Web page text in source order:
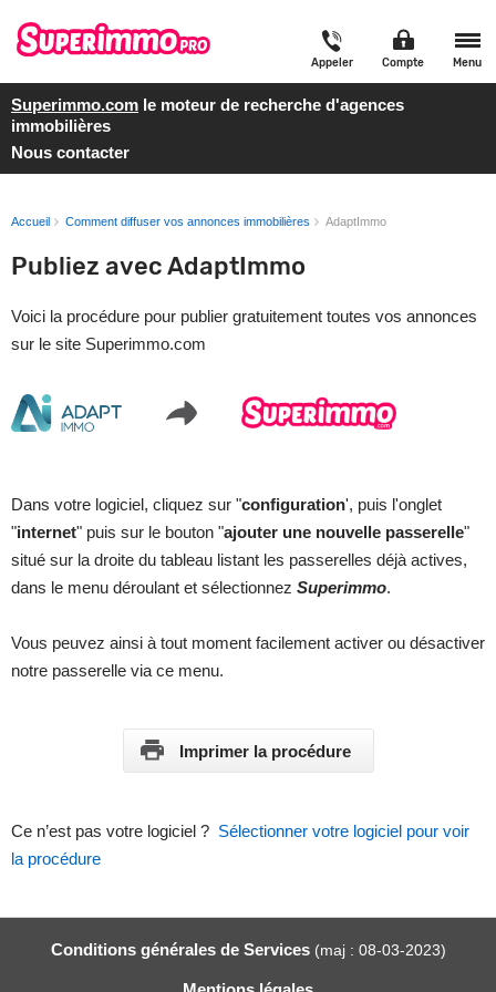
Appeler Compte Menu
Superimmo.com le moteur de recherche d'agences
immobilières
Nous contacter
Accueil Comment diffuser vos annonces immobilières AdaptImmo
Publiez avec AdaptImmo
Voici la procédure pour publier gratuitement toutes vos annonces
sur le site Superimmo.com
Dans votre logiciel, cliquez sur "configuration', puis l'onglet
"internet" puis sur le bouton "ajouter une nouvelle passerelle"
situé sur la droite du tableau listant les passerelles déjà actives,
dans le menu déroulant et sélectionnez Superimmo.
Vous peuvez ainsi à tout moment facilement activer ou désactiver
notre passerelle via ce menu.
Imprimer la procédure
Ce n’est pas votre logiciel ? Sélectionner votre logiciel pour voir
la procédure
Conditions générales de Services(maj : 08-03-2023)